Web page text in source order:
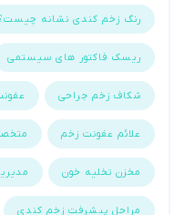
رنگ زخم کندی نشانه چیست؟
ریسک فاکتور های سیستمی
شکاف زخم جراحی عفونت
علائم عفونت زخم متخصص
مخزن تخلیه خون مدیریت
مراحل پیشرفت زخم کندی